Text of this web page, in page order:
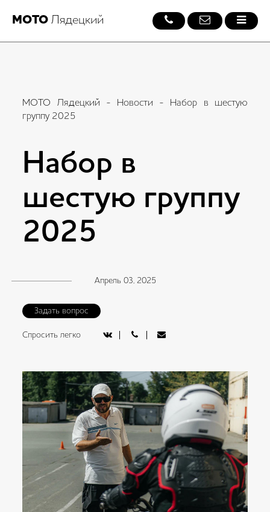
МОТО Лядецкий
МОТО Лядецкий - Новости - Набор в шестую
группу 2025
Набор в
шестую группу
2025
Апрель 03, 2025
Задать вопрос
Спросить легко